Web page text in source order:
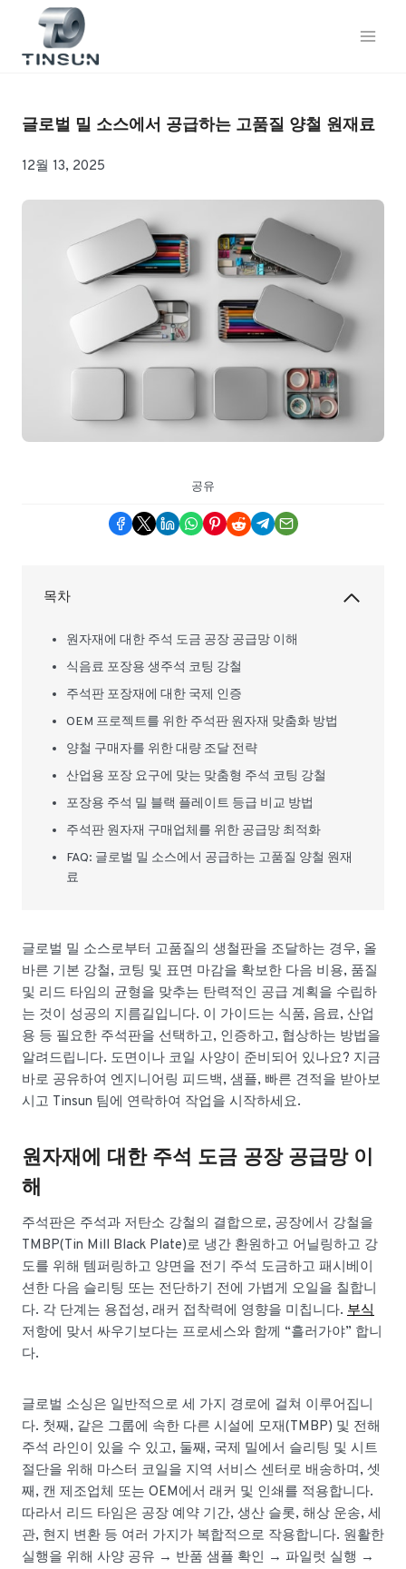
글로벌 밀 소스에서 공급하는 고품질 양철 원재료
12월 13, 2025
공유
목차
원자재에 대한 주석 도금 공장 공급망 이해
식음료 포장용 생주석 코팅 강철
주석판 포장재에 대한 국제 인증
OEM 프로젝트를 위한 주석판 원자재 맞춤화 방법
양철 구매자를 위한 대량 조달 전략
산업용 포장 요구에 맞는 맞춤형 주석 코팅 강철
포장용 주석 밀 블랙 플레이트 등급 비교 방법
주석판 원자재 구매업체를 위한 공급망 최적화
FAQ: 글로벌 밀 소스에서 공급하는 고품질 양철 원재
료
글로벌 밀 소스로부터 고품질의 생철판을 조달하는 경우, 올
바른 기본 강철, 코팅 및 표면 마감을 확보한 다음 비용, 품질
및 리드 타임의 균형을 맞추는 탄력적인 공급 계획을 수립하
는 것이 성공의 지름길입니다. 이 가이드는 식품, 음료, 산업
용 등 필요한 주석판을 선택하고, 인증하고, 협상하는 방법을
알려드립니다. 도면이나 코일 사양이 준비되어 있나요? 지금
바로 공유하여 엔지니어링 피드백, 샘플, 빠른 견적을 받아보
시고 Tinsun 팀에 연락하여 작업을 시작하세요.
원자재에 대한 주석 도금 공장 공급망 이
해
주석판은 주석과 저탄소 강철의 결합으로, 공장에서 강철을
TMBP(Tin Mill Black Plate)로 냉간 환원하고 어닐링하고 강
도를 위해 템퍼링하고 양면을 전기 주석 도금하고 패시베이
션한 다음 슬리팅 또는 전단하기 전에 가볍게 오일을 칠합니
다. 각 단계는 용접성, 래커 접착력에 영향을 미칩니다. 부식
저항에 맞서 싸우기보다는 프로세스와 함께 “흘러가야” 합니
다.
글로벌 소싱은 일반적으로 세 가지 경로에 걸쳐 이루어집니
다. 첫째, 같은 그룹에 속한 다른 시설에 모재(TMBP) 및 전해
주석 라인이 있을 수 있고, 둘째, 국제 밀에서 슬리팅 및 시트
절단을 위해 마스터 코일을 지역 서비스 센터로 배송하며, 셋
째, 캔 제조업체 또는 OEM에서 래커 및 인쇄를 적용합니다.
따라서 리드 타임은 공장 예약 기간, 생산 슬롯, 해상 운송, 세
관, 현지 변환 등 여러 가지가 복합적으로 작용합니다. 원활한
실행을 위해 사양 공유 → 반품 샘플 확인 → 파일럿 실행 →